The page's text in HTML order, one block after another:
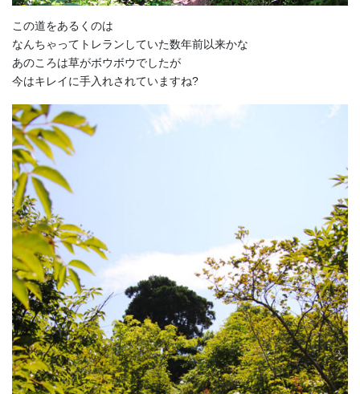
この道をあるくのは
なんちゃってトレランしていた数年前以来かな
あのころは草がボウボウでしたが
今はキレイに手入れされていますね?